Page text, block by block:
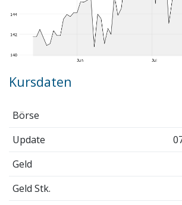
Kursdaten
Börse
Update
Geld
Geld Stk.